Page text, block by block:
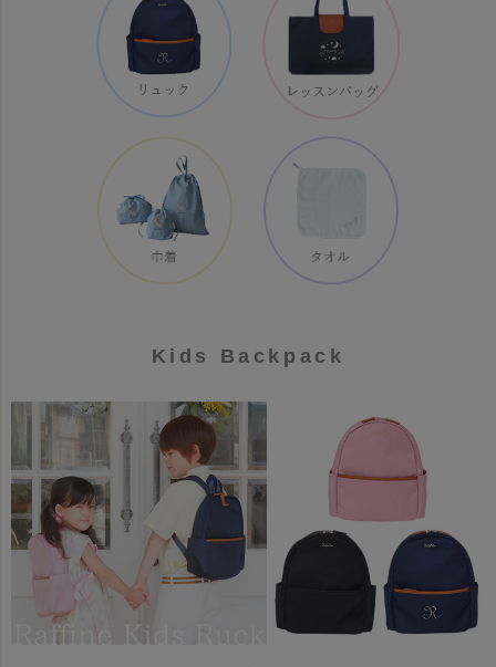
Kids Backpack